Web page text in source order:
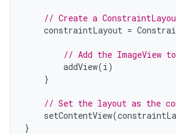
// Create a
constraintLayout =
// Add the ImageView
addView(i)
}
// Set the layout as the
setContentView(
}